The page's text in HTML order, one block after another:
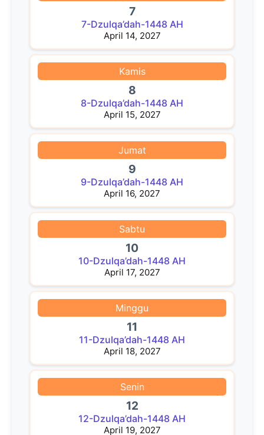
7
7-Dzulqa’dah-1448 AH
April 14, 2027
Kamis
8
8-Dzulqa’dah-1448 AH
April 15, 2027
Jumat
9
9-Dzulqa’dah-1448 AH
April 16, 2027
Sabtu
10
10-Dzulqa’dah-1448 AH
April 17, 2027
Minggu
11
11-Dzulqa’dah-1448 AH
April 18, 2027
Senin
12
12-Dzulqa’dah-1448 AH
April 19, 2027